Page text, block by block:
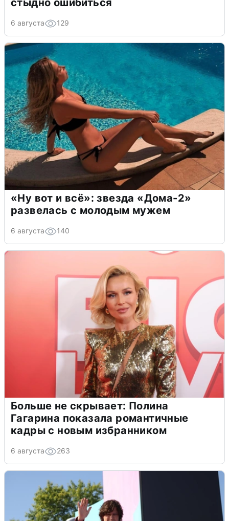
6 августа 129
«Ну вот и всё»: звезда «Дома-2»
развелась с молодым мужем
6 августа 140
Больше не скрывает: Полина
Гагарина показала романтичные
кадры с новым избранником
6 августа 263